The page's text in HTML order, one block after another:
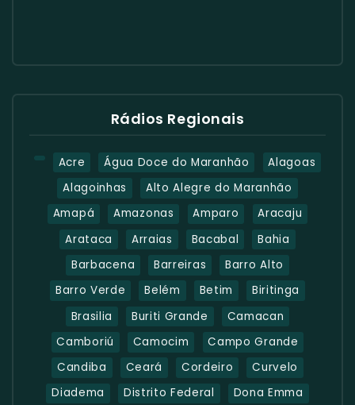
Rádios Regionais
Acre Água Doce do Maranhão
Alagoas
Alagoinhas
Alto Alegre do Maranhão
Amapá
Amazonas Amparo
Aracaju
Arataca
Arraias Bacabal
Bahia
Barbacena
Barreiras
Barro Alto
Barro Verde
Belém Betim
Biritinga
Brasilia
Buriti Grande
Camacan
Camboriú
Camocim
Campo Grande
Candiba
Ceará Cordeiro
Curvelo
Diadema
Distrito Federal Dona Emma